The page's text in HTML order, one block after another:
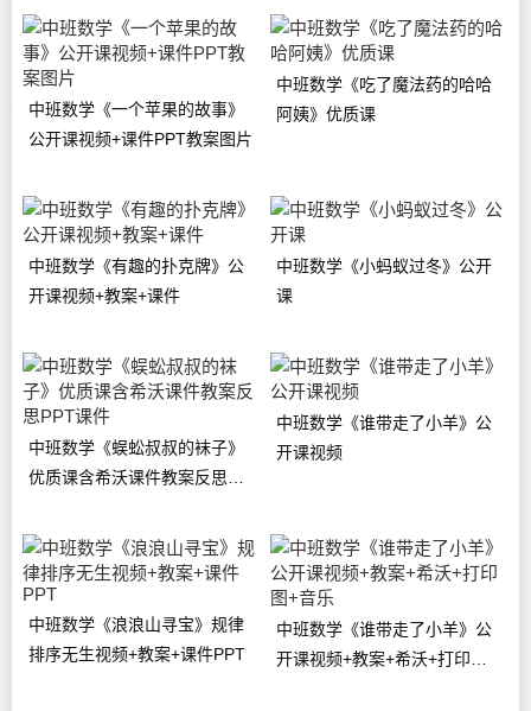
中班数学《一个苹果的故事》
公开课视频+课件PPT教案图片
中班数学《吃了魔法药的哈哈
阿姨》优质课
中班数学《有趣的扑克牌》公
开课视频+教案+课件
中班数学《小蚂蚁过冬》公开
课
中班数学《蜈蚣叔叔的袜子》
优质课含希沃课件教案反思
中班数学《谁带走了小羊》公
开课视频
中班数学《浪浪山寻宝》规律
排序无生视频+教案+课件PPT
中班数学《谁带走了小羊》公
开课视频+教案+希沃+打印图